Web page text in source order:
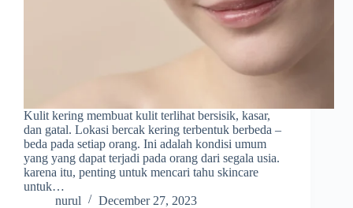
Kulit kering membuat kulit terlihat bersisik, kasar,
dan gatal. Lokasi bercak kering terbentuk berbeda –
beda pada setiap orang. Ini adalah kondisi umum
yang yang dapat terjadi pada orang dari segala usia.
karena itu, penting untuk mencari tahu skincare
untuk…
nurul
December 27, 2023